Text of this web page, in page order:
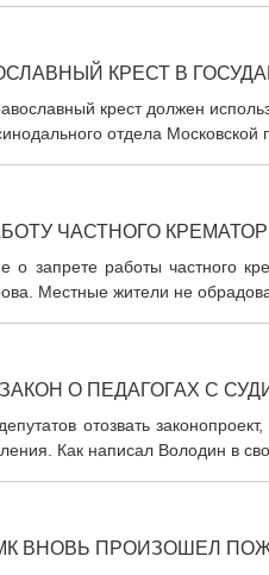
КРЕСТ В
крест должен
отдела Московской
ЧАСТНОГО
о запрете работы частного
Местные жители не
О ПЕДАГОГАХ С
отозвать
Как написал Володин в
ВНОВЬ ПРОИЗОШЕЛ